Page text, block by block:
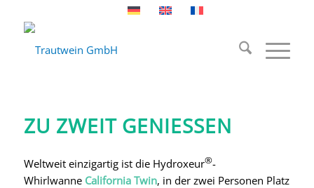
Hydroxeur®
California Twin
ZU ZWEIT GENIESSEN
Weltweit einzigartig ist die Hydroxeur®-
Whirlwanne California Twin, in der zwei Personen Platz